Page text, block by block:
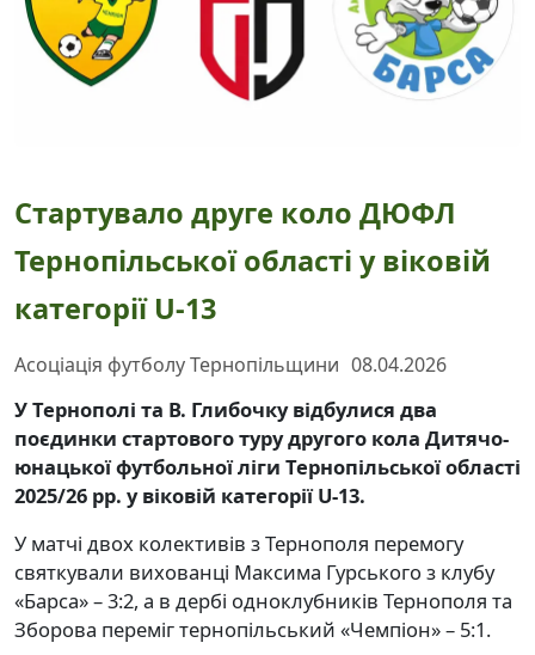
Стартувало друге коло ДЮФЛ
Тернопільської області у віковій
категорії U-13
Асоціація футболу Тернопільщини 08.04.2026
У Тернополі та В. Глибочку відбулися два
поєдинки стартового туру другого кола Дитячо-
юнацької футбольної ліги Тернопільської області
2025/26 рр. у віковій категорії U-13.
У матчі двох колективів з Тернополя перемогу
святкували вихованці Максима Гурського з клубу
«Барса» – 3:2, а в дербі одноклубників Тернополя та
Зборова переміг тернопільський «Чемпіон» – 5:1.